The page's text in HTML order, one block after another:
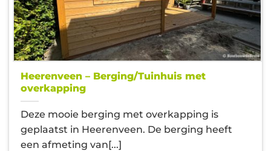
Heerenveen – Berging/Tuinhuis met
overkapping
Deze mooie berging met overkapping is
geplaatst in Heerenveen. De berging heeft
een afmeting van[...]